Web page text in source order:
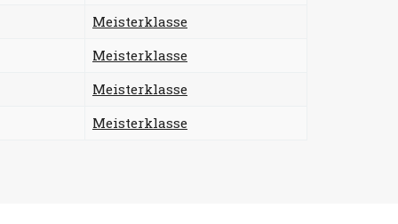
Meisterklasse
Meisterklasse
Meisterklasse
Meisterklasse